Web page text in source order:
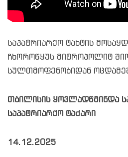
საპატრიარქო ტახტის
ჩხოროწყუს მიტროპოლიტ
სულთმოფენობიდან
თბილისის ყოვლადწმინდა
საპატრიარქო ტაძარი
14.12.2025